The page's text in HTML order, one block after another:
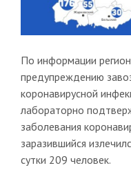
По информации
предупреждению
коронавирусной
лабораторно
заболевания
заразившийся
сутки 209 человек.